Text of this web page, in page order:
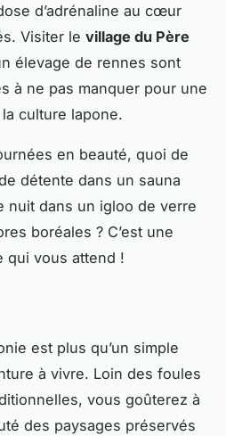
d’adrénaline au cœur
Visiter le village du Père
élevage de rennes sont
à ne pas manquer pour une
culture lapone.
en beauté, quoi de
détente dans un sauna
nuit dans un igloo de verre
boréales ? C’est une
qui vous attend !
est plus qu’un simple
à vivre. Loin des foules
vous goûterez à
des paysages préservés